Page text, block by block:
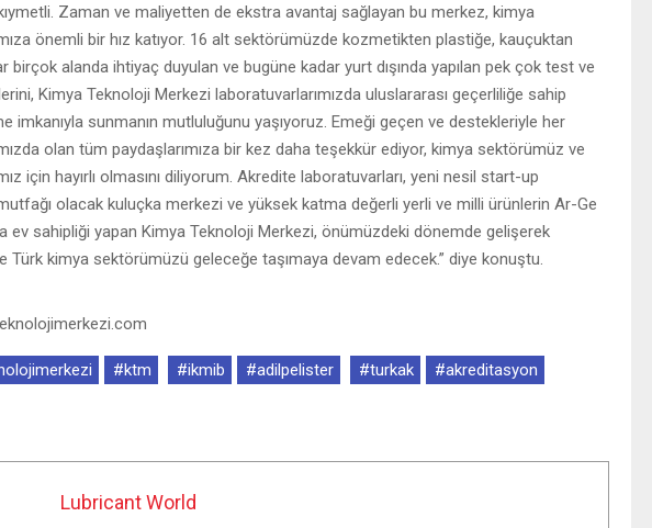
Zaman ve maliyetten de ekstra avantaj sağlayan bu merkez, kimya
önemli bir hız katıyor. 16 alt sektörümüzde kozmetikten plastiğe, kauçuktan
birçok alanda ihtiyaç duyulan ve bugüne kadar yurt dışında yapılan pek çok test ve
Kimya Teknoloji Merkezi laboratuvarlarımızda uluslararası geçerliliğe sahip
imkanıyla sunmanın mutluluğunu yaşıyoruz. Emeği geçen ve destekleriyle her
olan tüm paydaşlarımıza bir kez daha teşekkür ediyor, kimya sektörümüz ve
için hayırlı olmasını diliyorum. Akredite laboratuvarları, yeni nesil start-up
olacak kuluçka merkezi ve yüksek katma değerli yerli ve milli ürünlerin Ar-Ge
ev sahipliği yapan Kimya Teknoloji Merkezi, önümüzdeki dönemde gelişerek
Türk kimya sektörümüzü geleceğe taşımaya devam edecek.” diye konuştu.
#ktm #ikmib #adilpelister #turkak #akreditasyon
Lubricant World